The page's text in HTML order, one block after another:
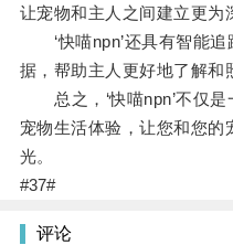
让宠物和主人之间建立更为
‘快喵npn’还具有智能追
据，帮助主人更好地了解和
总之，‘快喵npn’不仅是
宠物生活体验，让您和您
光。
#37#
评论